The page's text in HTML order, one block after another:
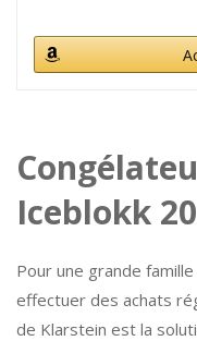
Iceblokk
Pour une grande
effectuer des achats
de Klarstein est la